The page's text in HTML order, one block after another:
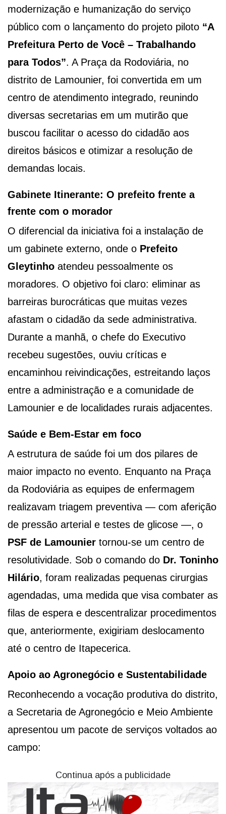
modernização e humanização do serviço
público com o lançamento do projeto piloto “A
Prefeitura Perto de Você – Trabalhando
para Todos”. A Praça da Rodoviária, no
distrito de Lamounier, foi convertida em um
centro de atendimento integrado, reunindo
diversas secretarias em um mutirão que
buscou facilitar o acesso do cidadão aos
direitos básicos e otimizar a resolução de
demandas locais.
Gabinete Itinerante: O prefeito frente a
frente com o morador
O diferencial da iniciativa foi a instalação de
um gabinete externo, onde o Prefeito
Gleytinho atendeu pessoalmente os
moradores. O objetivo foi claro: eliminar as
barreiras burocráticas que muitas vezes
afastam o cidadão da sede administrativa.
Durante a manhã, o chefe do Executivo
recebeu sugestões, ouviu críticas e
encaminhou reivindicações, estreitando laços
entre a administração e a comunidade de
Lamounier e de localidades rurais adjacentes.
Saúde e Bem-Estar em foco
A estrutura de saúde foi um dos pilares de
maior impacto no evento. Enquanto na Praça
da Rodoviária as equipes de enfermagem
realizavam triagem preventiva — com aferição
de pressão arterial e testes de glicose —, o
PSF de Lamounier tornou-se um centro de
resolutividade. Sob o comando do Dr. Toninho
Hilário, foram realizadas pequenas cirurgias
agendadas, uma medida que visa combater as
filas de espera e descentralizar procedimentos
que, anteriormente, exigiriam deslocamento
até o centro de Itapecerica.
Apoio ao Agronegócio e Sustentabilidade
Reconhecendo a vocação produtiva do distrito,
a Secretaria de Agronegócio e Meio Ambiente
apresentou um pacote de serviços voltados ao
campo:
Continua após a publicidade